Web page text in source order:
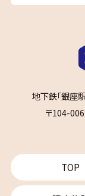
地下鉄「銀座
〒104-
TOP